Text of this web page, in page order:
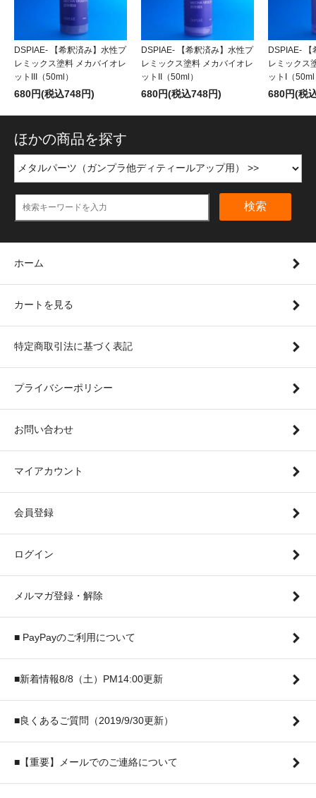
DSPIAE- 【希釈済み】水性プ
レミックス塗料 メカバイオレ
ットIII（50ml）
680円(税込748円)
DSPIAE- 【希釈済み】水性プ
レミックス塗料 メカバイオレ
ットII（50ml）
680円(税込748円)
DSPIAE- 【
レミックス
ットI（
680円(税
ほかの商品を探す
検索
ホーム
カートを見る
特定商取引法に基づく表記
プライバシーポリシー
お問い合わせ
マイアカウント
会員登録
ログイン
メルマガ登録・解除
■ PayPayのご利用について
■新着情報8/8（土）PM14:00更新
■良くあるご質問（2019/9/30更新）
■【重要】メールでのご連絡について